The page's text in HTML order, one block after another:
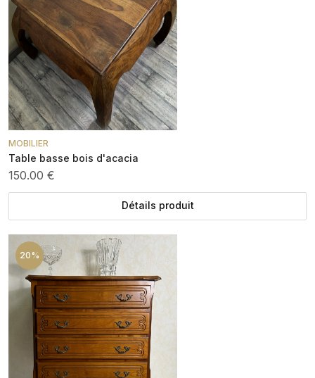
MOBILIER
Table basse bois d'acacia
150.00 €
Détails produit
20%